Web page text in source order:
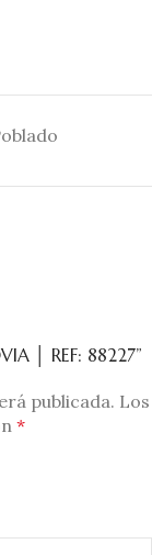
│ REF: 88227”
publicada. Los
*